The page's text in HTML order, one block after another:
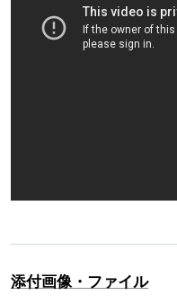
添付画像・ファイル